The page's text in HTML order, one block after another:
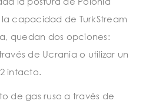
capacidad de TurkStream
quedan dos opciones:
de Ucrania o utilizar un
intacto.
de gas ruso a través de